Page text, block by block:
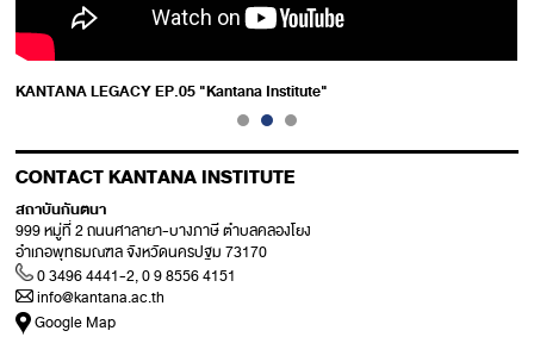
KANTANA LEGACY EP.05 "Kantana Institute"
CONTACT KANTANA INSTITUTE
สถาบันกันตนา
999 หมู่ที่ 2 ถนนศาลายา-บางภาษี ตำบลคลองโยง
อำเภอพุทธมณฑล จังหวัดนครปฐม 73170
0 3496 4441-2, 0 9 8556 4151
info@kantana.ac.th
Google Map